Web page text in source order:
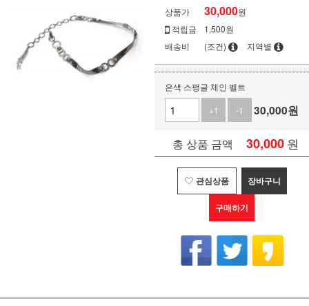
상품가 30,000원
적립금
1,500원
배송비
(조건) 지역별
은색 스팽글 체인 벨트
+1
-1 30,000원
총 상품 금액 30,000 원
관심상품 장바구니
구매하기